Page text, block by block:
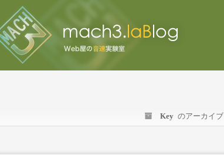
Key のアーカイブ